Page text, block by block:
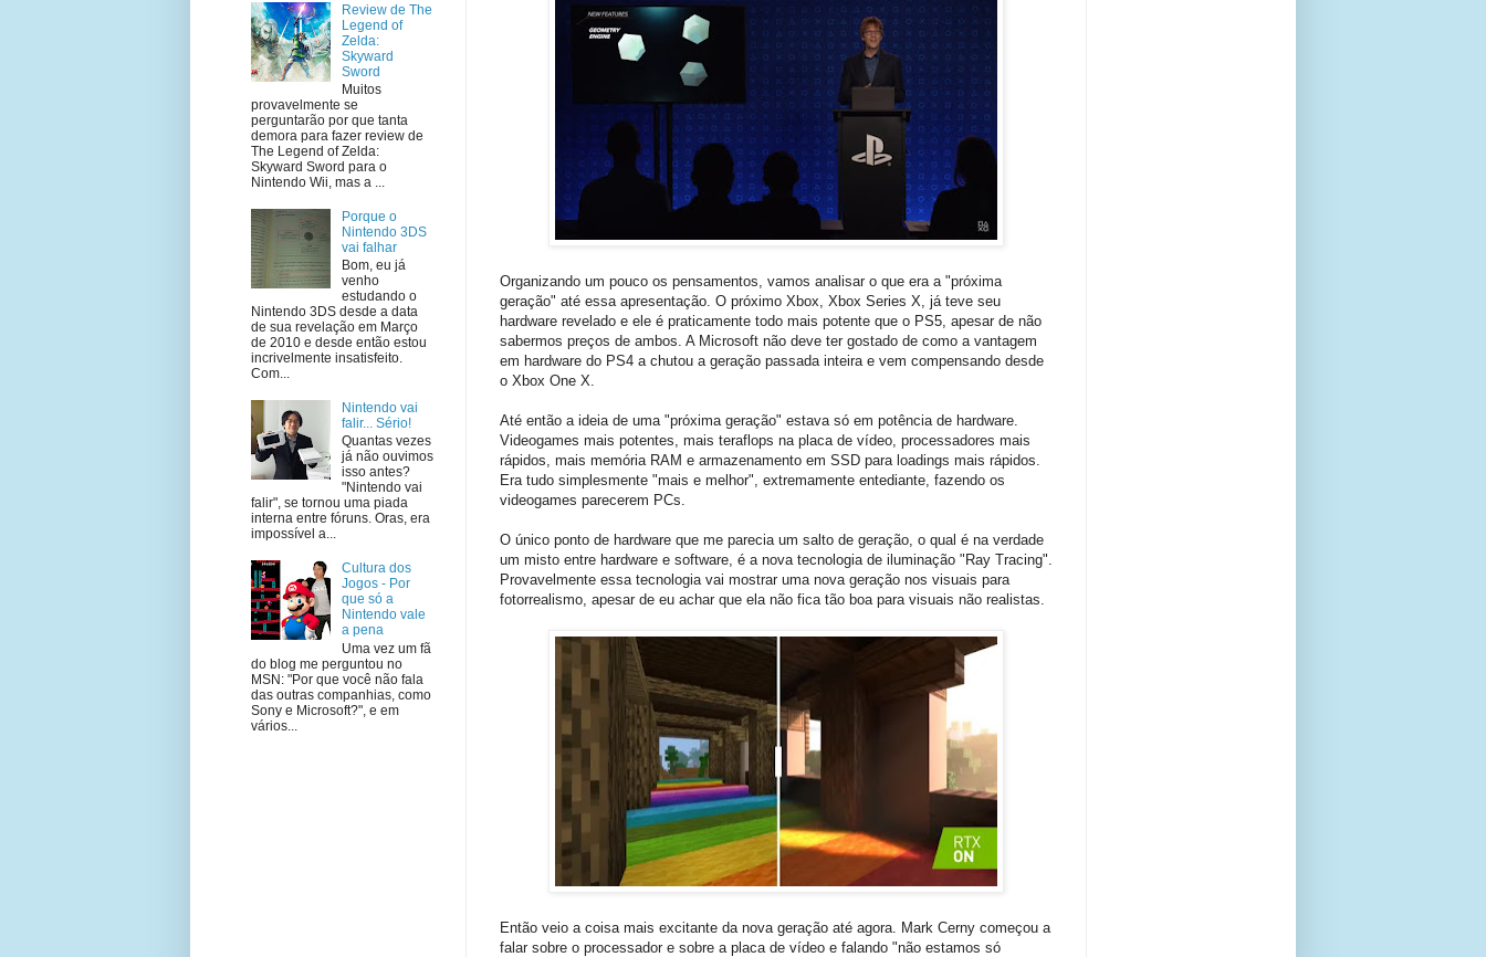
Organizando um pouco os pensamentos, vamos analisar o que era a "próxima
geração" até essa apresentação. O próximo Xbox, Xbox Series X, já teve seu
hardware revelado e ele é praticamente todo mais potente que o PS5, apesar de não
sabermos preços de ambos. A Microsoft não deve ter gostado de como a vantagem
em hardware do PS4 a chutou a geração passada inteira e vem compensando desde
o Xbox One X.
Até então a ideia de uma "próxima geração" estava só em potência de hardware.
Videogames mais potentes, mais teraflops na placa de vídeo, processadores mais
rápidos, mais memória RAM e armazenamento em SSD para loadings mais rápidos.
Era tudo simplesmente "mais e melhor", extremamente entediante, fazendo os
videogames parecerem PCs.
O único ponto de hardware que me parecia um salto de geração, o qual é na verdade
um misto entre hardware e software, é a nova tecnologia de iluminação "Ray Tracing".
Provavelmente essa tecnologia vai mostrar uma nova geração nos visuais para
fotorrealismo, apesar de eu achar que ela não fica tão boa para visuais não realistas.
Então veio a coisa mais excitante da nova geração até agora. Mark Cerny começou a
falar sobre o processador e sobre a placa de vídeo e falando "não estamos só
Review de The
Legend of
Zelda:
Skyward
Sword
Muitos
provavelmente se
perguntarão por que tanta
demora para fazer review de
The Legend of Zelda:
Skyward Sword para o
Nintendo Wii, mas a ...
Porque o
Nintendo 3DS
vai falhar
Bom, eu já
venho
estudando o
Nintendo 3DS desde a data
de sua revelação em Março
de 2010 e desde então estou
incrivelmente insatisfeito.
Com...
Nintendo vai
falir... Sério!
Quantas vezes
já não ouvimos
isso antes?
"Nintendo vai
falir", se tornou uma piada
interna entre fóruns. Oras, era
impossível a...
Cultura dos
Jogos - Por
que só a
Nintendo vale
a pena
Uma vez um fã
do blog me perguntou no
MSN: "Por que você não fala
das outras companhias, como
Sony e Microsoft?", e em
vários...